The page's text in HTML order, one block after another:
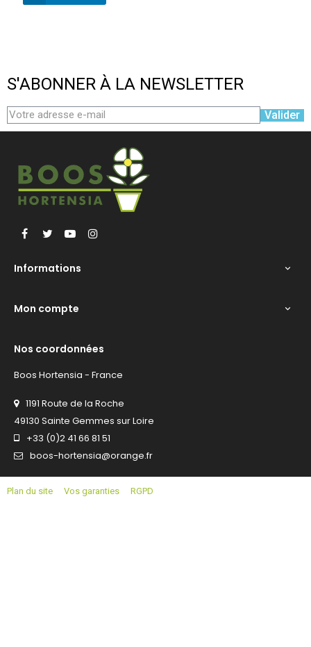
S'ABONNER À LA NEWSLETTER
Valider
Facebook
Twitter YouTube
Informations 
Mon compte 
Nos coordonnées
Boos Hortensia - France
1191 Route de la Roche
49130 Sainte Gemmes sur Loire
+33 (0)2 41 66 81 51
boos-hortensia@orange.fr
Plan du site Vos garanties RGPD